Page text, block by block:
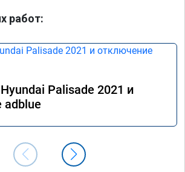
работ:
Palisade 2021 и
adblue